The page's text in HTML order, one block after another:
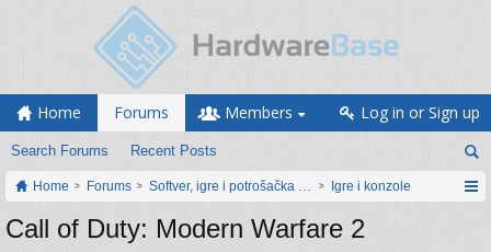
Home Forums
Search Forums Recent Posts
Members Log in or Sign up
Home Forums Softver, igre i potrošačka elektronikaIgre i konzole
Call of Duty: Modern Warfare 2